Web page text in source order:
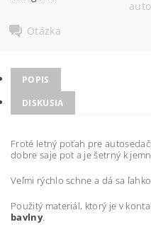
Otázka
POPIS
DISKUSIA
Froté letný poťah pre
dobre saje pot a je šetrný k
Veľmi rýchlo schne a dá sa
Použitý materiál, ktorý je v
bavlny.